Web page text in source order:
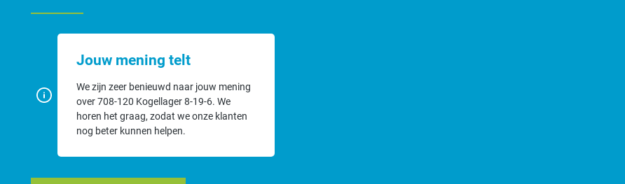
Jouw mening telt
We zijn zeer benieuwd naar jouw mening
over 708-120 Kogellager 8-19-6. We
horen het graag, zodat we onze klanten
nog beter kunnen helpen.